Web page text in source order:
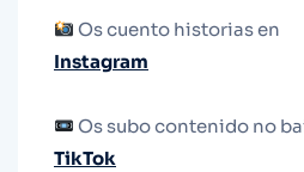
Os cuento historias en
Instagram
Os subo contenido no
TikTok